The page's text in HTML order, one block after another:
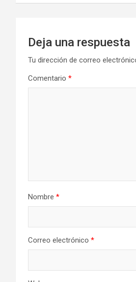
Deja una respuesta
Tu dirección de correo
Comentario *
Nombre *
Correo electrónico *